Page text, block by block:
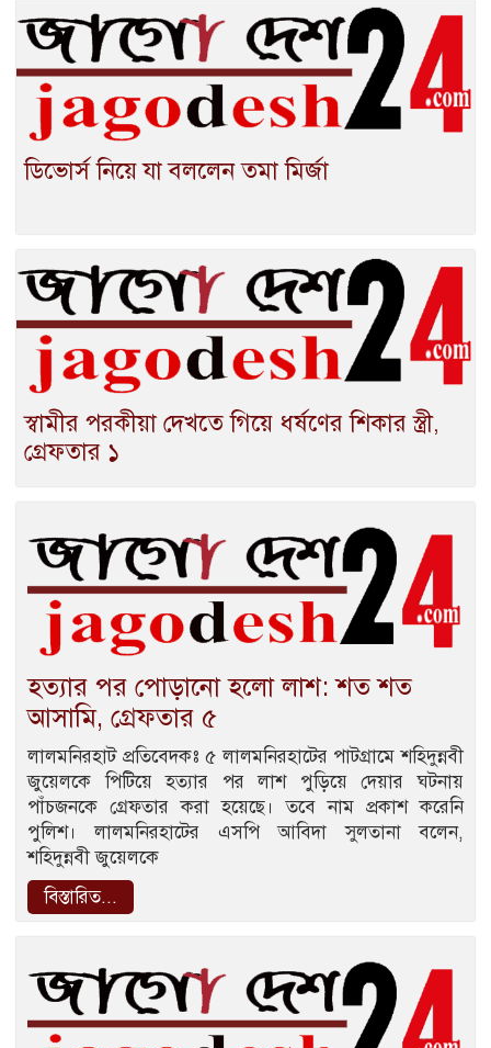
ডিভোর্স নিয়ে যা বললেন তমা মির্জা
স্বামীর পরকীয়া দেখতে গিয়ে ধর্ষণের শিকার স্ত্রী,
গ্রেফতার ১
হত্যার পর পোড়ানো হলো লাশ: শত শত
আসামি, গ্রেফতার ৫
লালমনিরহাট প্রতিবেদকঃ ৫ লালমনিরহাটের পাটগ্রামে শহিদুন্নবী
জুয়েলকে পিটিয়ে হত্যার পর লাশ পুড়িয়ে দেয়ার ঘটনায়
পাঁচজনকে গ্রেফতার করা হয়েছে। তবে নাম প্রকাশ করেনি
পুলিশ। লালমনিরহাটের এসপি আবিদা সুলতানা বলেন,
শহিদুন্নবী জুয়েলকে
বিস্তারিত...